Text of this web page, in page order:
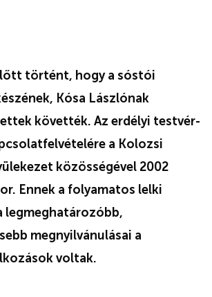
történt, hogy a sóstói
Kósa Lászlónak
követték. Az erdélyi testvér-
a Kolozsi
közösségével 2002
Ennek a folyamatos lelki
legmeghatározóbb,
megnyilvánulásai a
voltak.